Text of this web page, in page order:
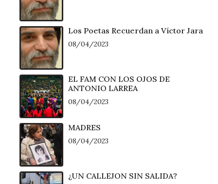
Los Poetas Recuerdan a Víctor Jara
08/04/2023
EL FAM CON LOS OJOS DE
ANTONIO LARREA
08/04/2023
MADRES
08/04/2023
¿UN CALLEJON SIN SALIDA?